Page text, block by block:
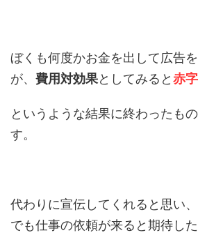
ぼくも何度かお金を出して広告
が、 費用対効果としてみると赤字
というような結果に終わったも
す。
代わりに宣伝してくれると思い
でも仕事の依頼が来ると期待した